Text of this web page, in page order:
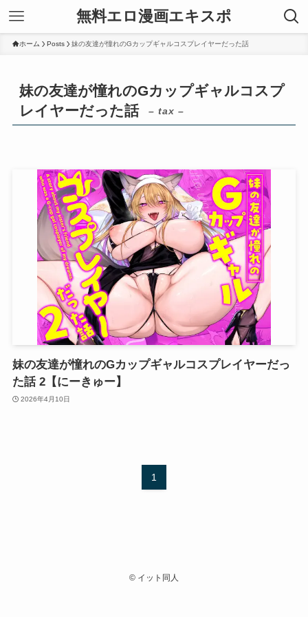
無料エロ漫画エキスポ
ホーム Posts 妹の友達が憧れのGカップギャルコスプレイヤーだった話
妹の友達が憧れのGカップギャルコスプ
レイヤーだった話
– tax –
妹の友達が憧れのGカップギャルコスプレイヤーだっ
た話 2【にーきゅー】
2026年4月10日
1
© イット同人